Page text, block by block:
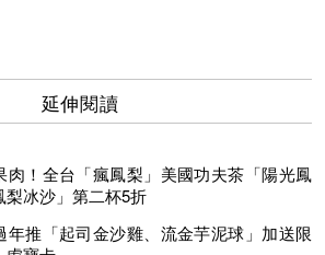
延伸閱讀
肉！全台「瘋鳳梨」美國功夫茶「陽光鳳
梨冰沙」第二杯5折
年推「起司金沙雞、流金芋泥球」加送限